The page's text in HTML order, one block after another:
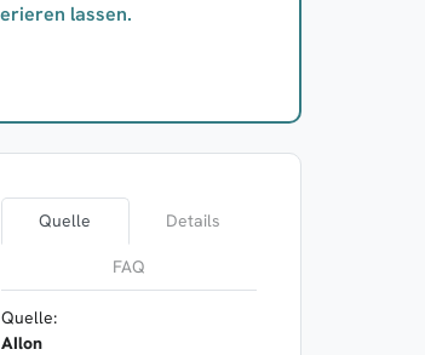
lassen.
Quelle Details
FAQ
Quelle:
AIlon